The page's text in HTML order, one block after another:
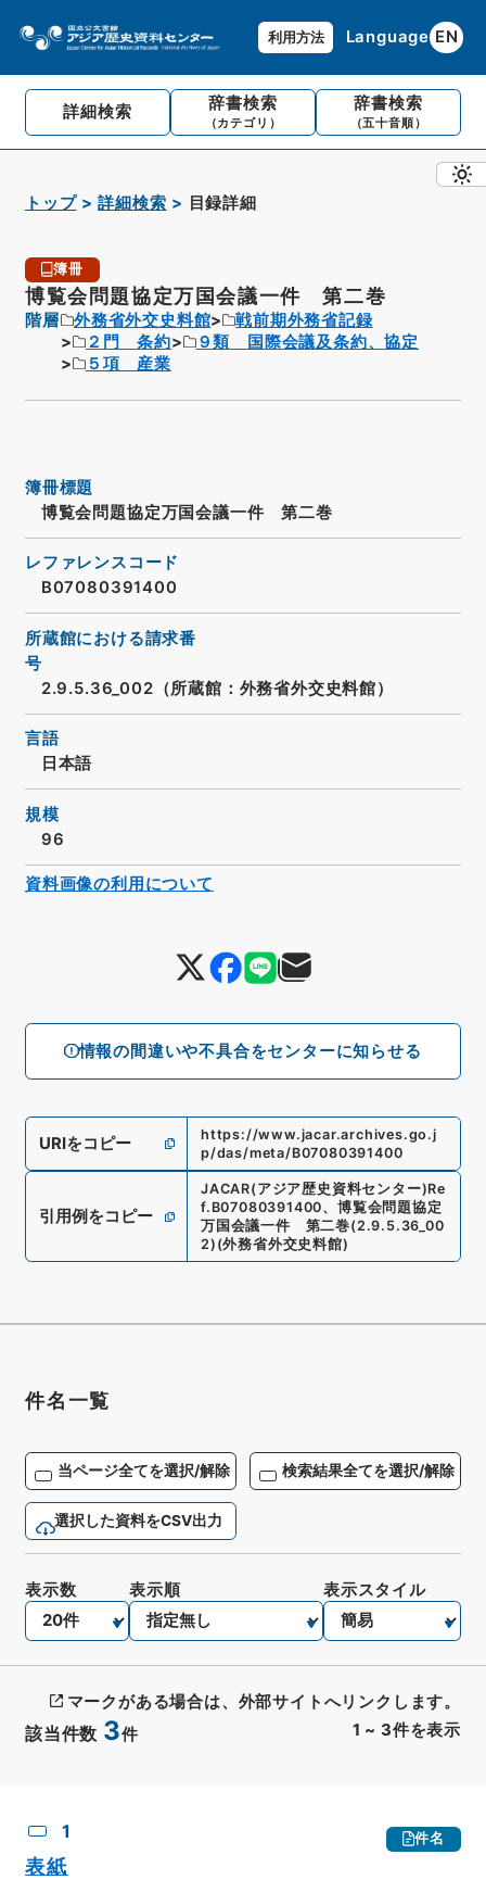
利用方法 Language EN
詳細検索 辞書検索
（カテゴリ）
辞書検索
（五十音順）
トップ 詳細検索 目録詳細
簿冊
博覧会問題協定万国会議一件 第二巻
階層 外務省外交史料館
戦前期外務省記録
２門 条約
９類 国際会議及条約、協定
５項 産業
情報の間違いや不具合をセンターに知らせる
簿冊標題
博覧会問題協定万国会議一件 第二巻
レファレンスコード
B07080391400
所蔵館における請求番
号
2.9.5.36_002（所蔵館：外務省外交史料館）
言語
日本語
規模
96
URIをコピー
https://www.jacar.archives.go.j
p/das/meta/B07080391400
引用例をコピー
JACAR(アジア歴史資料センター)Re
f. B07080391400、 博覧会問題協定
万国会議一件 第二巻(2.9.5.36_00
2) (外務省外交史料館)
資料画像の利用について
件名一覧
当ページ全てを選択/解除 検索結果全てを選択/解除
選択した資料をCSV出力
該当件数 3件 1 ~ 3件を表示
表示数 表示順 表示スタイル
マークがある場合は、外部サイトへリンクします。
1 件名
表紙